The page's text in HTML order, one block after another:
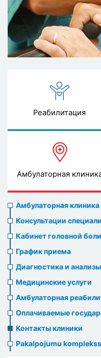
Реабилитация
Амбулаторная
Ambulatory
clinic
menu
Амбулаторная клиника
Консультации
Кабинет головной боли
График приема
Диагностика и анализы
Медицинские услуги
Амбулаторная
Оплачиваемые
Контакты клиники
Pakalpojumu